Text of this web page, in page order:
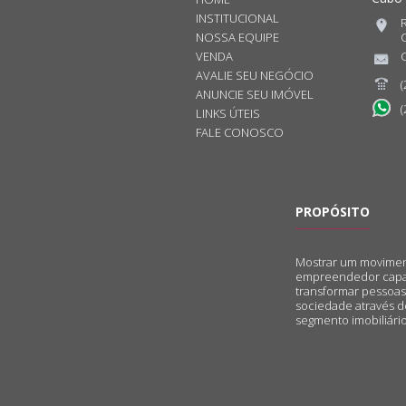
INSTITUCIONAL
NOSSA EQUIPE
VENDA
AVALIE SEU NEGÓCIO
ANUNCIE SEU IMÓVEL
LINKS ÚTEIS
FALE CONOSCO
PROPÓSITO
Mostrar um
empreendedor
transformar
sociedade através
segmento